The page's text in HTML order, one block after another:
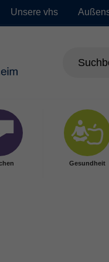
Unsere vhs
Gesundheit